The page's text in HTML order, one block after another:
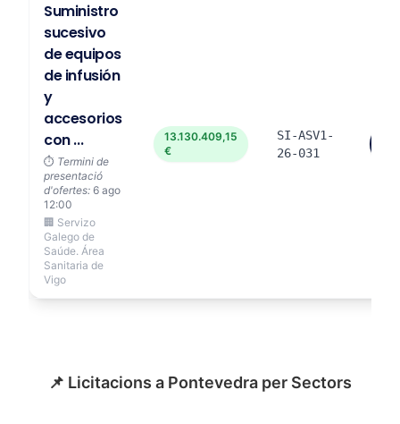
Suministro
sucesivo
de equipos
de infusión
y
accesorios
con ...
⏱️ Termini de
presentació
d'ofertes: 6 ago
12:00
🏢 Servizo
Galego de
Saúde. Área
Sanitaria de
Vigo
13.130.409,15
€
SI-ASV1-
26-031
📌 Licitacions a Pontevedra per Sectors